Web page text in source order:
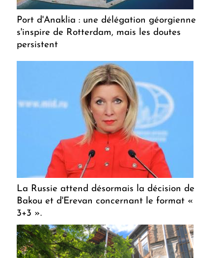
Port d'Anaklia : une délégation géorgienne
s'inspire de Rotterdam, mais les doutes
persistent
La Russie attend désormais la décision de
Bakou et d'Erevan concernant le format «
3+3 ».